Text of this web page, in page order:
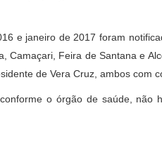
e janeiro de 2017 foram
Camaçari, Feira de Santana e
de Vera Cruz, ambos com
o órgão de saúde, não